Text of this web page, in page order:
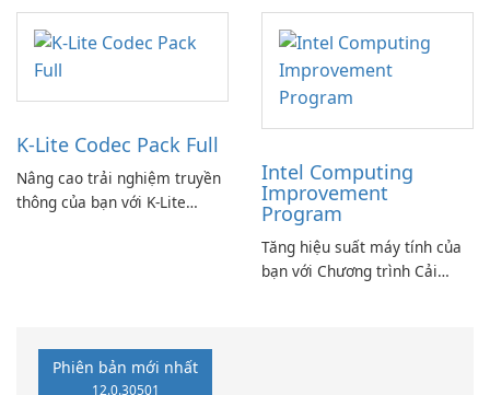
K-Lite Codec Pack Full
Nâng cao trải nghiệm truyền
thông của bạn với K-Lite
Intel Computing
Improvement
Program
Tăng hiệu suất máy tính của
bạn với Chương trình Cải
Phiên bản mới nhất
12.0.30501